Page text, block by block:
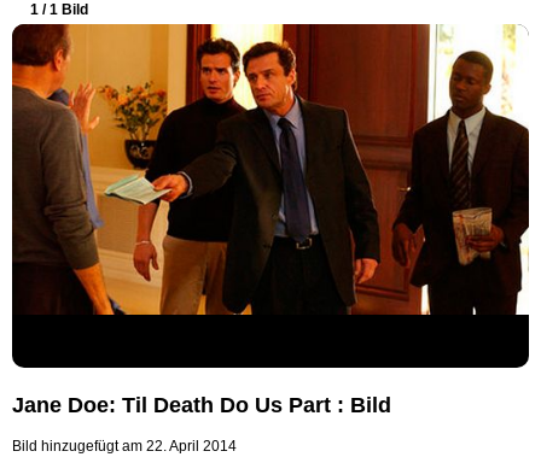
1 / 1 Bild
Jane Doe: Til Death Do Us Part : Bild
Bild hinzugefügt am 22. April 2014